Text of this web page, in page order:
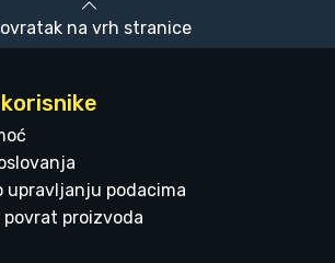
na vrh stranice
upravljanju podacima
proizvoda